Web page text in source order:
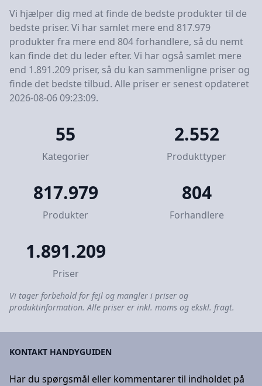
Vi hjælper dig med at finde de bedste produkter til de
bedste priser. Vi har samlet mere end 817.979
produkter fra mere end 804 forhandlere, så du nemt
kan finde det du leder efter. Vi har også samlet mere
end 1.891.209 priser, så du kan sammenligne priser og
finde det bedste tilbud. Alle priser er senest opdateret
2026-08-06 09:23:09.
55
Kategorier
2.552
Produkttyper
817.979
Produkter
804
Forhandlere
1.891.209
Priser
Vi tager forbehold for fejl og mangler i priser og
produktinformation. Alle priser er inkl. moms og ekskl. fragt.
KONTAKT HANDYGUIDEN
Har du spørgsmål eller kommentarer til indholdet på